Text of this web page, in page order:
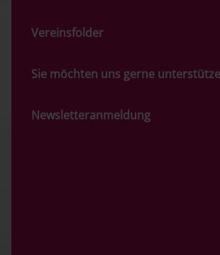
Vereinsfolder
Sie möchten uns gerne
Newsletteranmeldung